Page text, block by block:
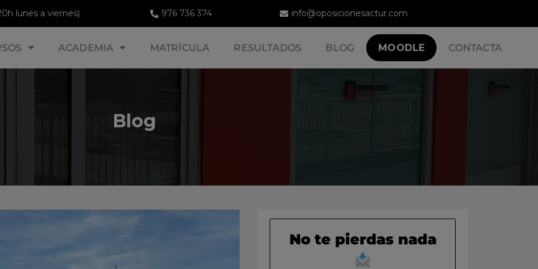
lunes a viernes) 976 736 374 info@oposicionesactur.com
ACADEMIA MATRÍCULA RESULTADOS BLOG MOODLE CONTACTA
Blog
No te pierdas nada